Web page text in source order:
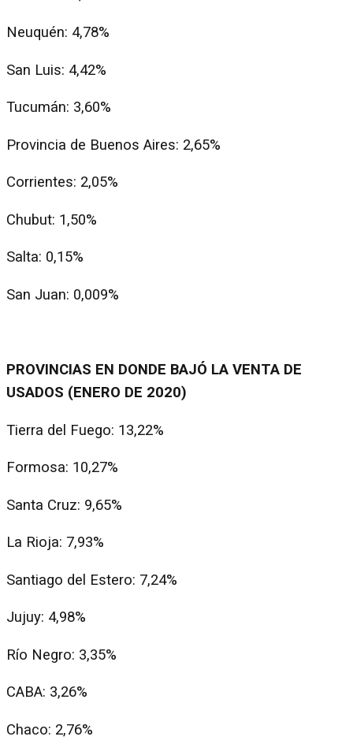
Neuquén: 4,78%
San Luis: 4,42%
Tucumán: 3,60%
Provincia de Buenos Aires: 2,65%
Corrientes: 2,05%
Chubut: 1,50%
Salta: 0,15%
San Juan: 0,009%
PROVINCIAS EN DONDE BAJÓ LA VENTA DE
USADOS (ENERO DE 2020)
Tierra del Fuego: 13,22%
Formosa: 10,27%
Santa Cruz: 9,65%
La Rioja: 7,93%
Santiago del Estero: 7,24%
Jujuy: 4,98%
Río Negro: 3,35%
CABA: 3,26%
Chaco: 2,76%